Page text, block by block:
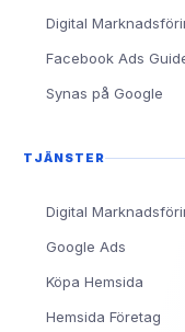
Digital
Facebook Ads
Synas på Google
TJÄNSTER
Digital
Google Ads
Köpa Hemsida
Hemsida Företag